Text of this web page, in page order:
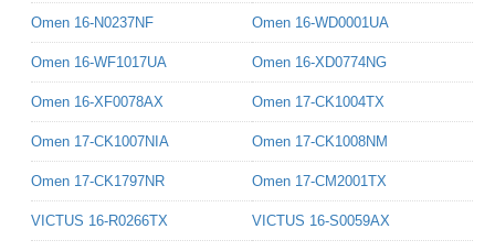
Omen 16-N0237NF Omen 16-WD0001UA
Omen 16-WF1017UA Omen 16-XD0774NG
Omen 16-XF0078AX Omen 17-CK1004TX
Omen 17-CK1007NIA Omen 17-CK1008NM
Omen 17-CK1797NR Omen 17-CM2001TX
VICTUS 16-R0266TX VICTUS 16-S0059AX